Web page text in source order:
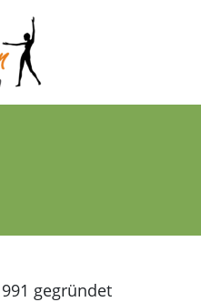
gegründet